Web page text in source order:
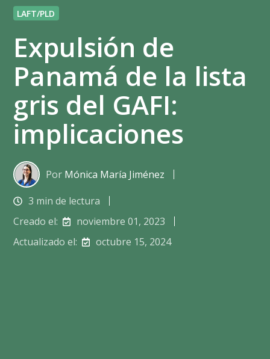
LAFT/PLD
Expulsión de
Panamá de la lista
gris del GAFI:
implicaciones
Por Mónica María Jiménez
3 min de lectura
Creado el:
noviembre 01, 2023
Actualizado el:
octubre 15, 2024